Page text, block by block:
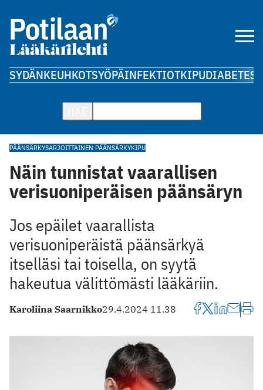
SYDÄNKEUHKOTSYÖPÄINFEKTIOTKIPUDIABETES
PÄÄNSÄRKYSARJOITTAINEN PÄÄNSÄRKYKIPU
Näin tunnistat vaarallisen
verisuoniperäisen päänsäryn
Jos epäilet vaarallista
verisuoniperäistä päänsärkyä
itselläsi tai toisella, on syytä
hakeutua välittömästi lääkäriin.
Karoliina Saarnikko29.4.2024 11.38